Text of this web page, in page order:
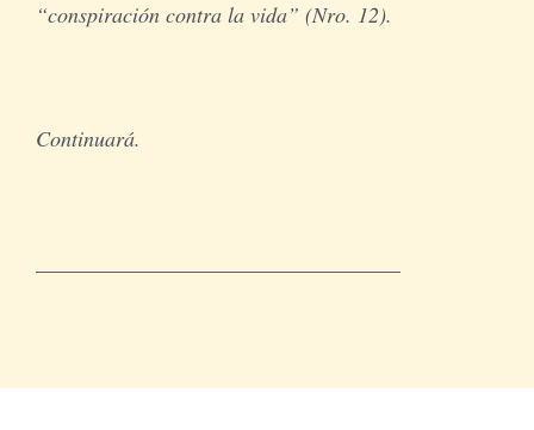
“conspiración contra la vida” (Nro. 12).
Continuará.